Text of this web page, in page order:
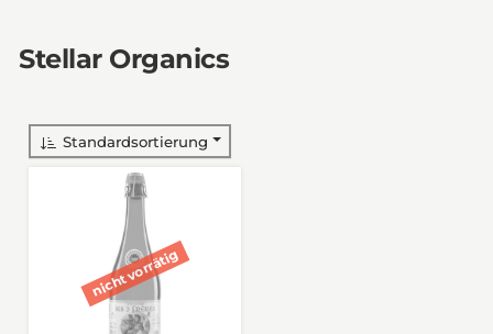
Stellar Organics
Standardsortierung